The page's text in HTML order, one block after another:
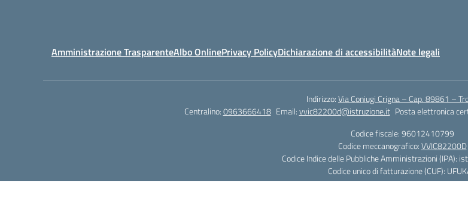
Amministrazione TrasparenteAlbo OnlinePrivacy PolicyDichiarazione di accessibilitàNote legali
Indirizzo:Via Coniugi Crigna – Cap. 89861 –
Centralino:0963666418 Email:vvic82200d@istruzione.it Posta elettronica
Codice fiscale: 96012410799
Codice meccanografico:VVIC82200D
Codice Indice delle Pubbliche Amministrazioni (IPA):
Codice unico di fatturazione (CUF):